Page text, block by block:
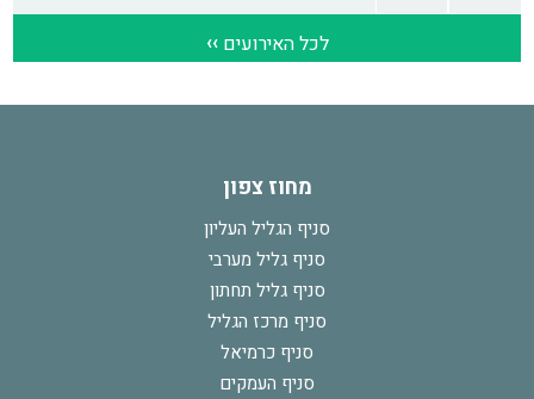
מחוז צפון
סניף הגליל העליון
סניף גליל מערבי
סניף גליל תחתון
סניף מרכז הגליל
סניף כרמיאל
סניף העמקים